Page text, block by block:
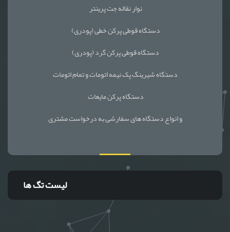
نوار نقاله جت پرینتر
دستگاه قوطی پرکن خطی (پودری)
دستگاه قوطی پرکن گرد (پودری)
دستگاه شیرینگ پک نیمه اتومات و تمام اتومات
دستگاه پرکن مایعات
و انواع دستگاه های سفارشی به درخواست مشتری
لیست تگ ها